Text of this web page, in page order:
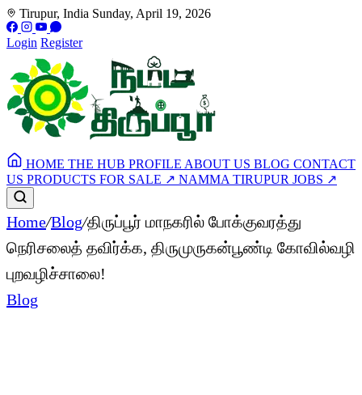
Tirupur, India Sunday, April 19, 2026
Login Register
HOME THE HUB PROFILE ABOUT US BLOG CONTACT
US PRODUCTS FOR SALE ↗ NAMMA TIRUPUR JOBS ↗
Home/Blog/திருப்பூர் மாநகரில் போக்குவரத்து
நெரிசலைத் தவிர்க்க, திருமுருகன்பூண்டி கோவில்வழி
புறவழிச்சாலை!
Blog